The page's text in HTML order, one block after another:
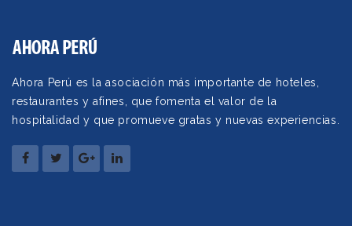
Ahora Perú es la asociación más importante de hoteles,
restaurantes y afines, que fomenta el valor de la
hospitalidad y que promueve gratas y nuevas experiencias.